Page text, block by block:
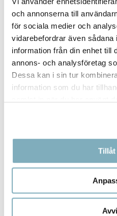
och annonserna till
för sociala medier och
vidarebefordrar även sådana
information från din enhet till
annons- och analysföretag
Dessa kan i sin tur
information som du har
Tillåt